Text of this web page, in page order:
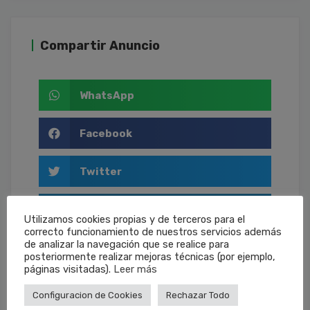
Compartir Anuncio
WhatsApp
Facebook
Twitter
Email
Utilizamos cookies propias y de terceros para el
correcto funcionamiento de nuestros servicios además
de analizar la navegación que se realice para
posteriormente realizar mejoras técnicas (por ejemplo,
páginas visitadas). Leer más
Configuracion de Cookies Rechazar Todo